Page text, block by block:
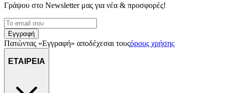
Γράψου στο Νewsletter μας για νέα & προσφορές!
Εγγραφή
Πατώντας «Εγγραφή» αποδέχεσαι τουςόρους χρήσης
ΕΤΑΙΡΕΙΑ